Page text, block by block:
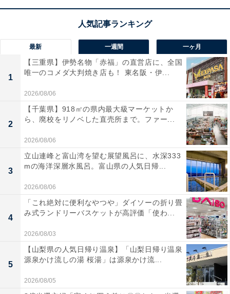
最新 一週間 一ヶ月
1
【三重県】伊勢名物「赤福」の直営店に、全国
唯一のコメダ大判焼き店も！ 東名阪・伊...
2026/08/06
2
【千葉県】918㎡の県内最大級マーケットか
ら、廃校をリノベした直売所まで。ファー...
2026/08/06
3
立山連峰と富山湾を望む展望風呂に、水深333
mの海洋深層水風呂。富山県の人気日帰...
2026/08/06
4
「これ絶対に便利なやつや」ダイソーの折り畳
み式ランドリーバスケットが高評価「使わ...
2026/08/03
5
【山梨県の人気日帰り温泉】「山梨日帰り温泉
源泉かけ流しの湯 桜湯」は源泉かけ流...
2026/08/05